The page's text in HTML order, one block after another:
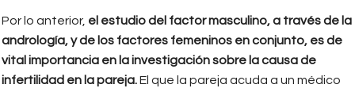
Por lo anterior, el estudio del factor masculino, a través de la
andrología, y de los factores femeninos en conjunto, es de
vital importancia en la investigación sobre la causa de
infertilidad en la pareja.El que la pareja acuda a un médico